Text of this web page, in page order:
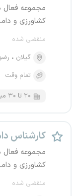
مجموعه فعال
کشاورزی و
منقضی شده
گیلان
تمام وقت
۲۰ تا ۳۰ میلیون تومان
کارشناس
مجموعه فعال
کشاورزی و
منقضی شده